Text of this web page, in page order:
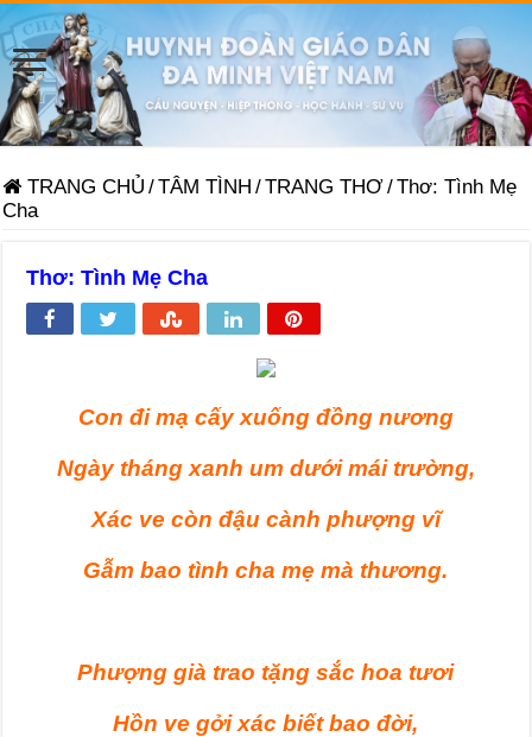
TRANG CHỦ /TÂM TÌNH /TRANG THƠ/Thơ: Tình Mẹ
Cha
Thơ: Tình Mẹ Cha
Con đi mạ cấy xuống đồng nương
Ngày tháng xanh um dưới mái trường,
Xác ve còn đậu cành phượng vĩ
Gẫm bao tình cha mẹ mà thương.
Phượng già trao tặng sắc hoa tươi
Hồn ve gởi xác biết bao đời,